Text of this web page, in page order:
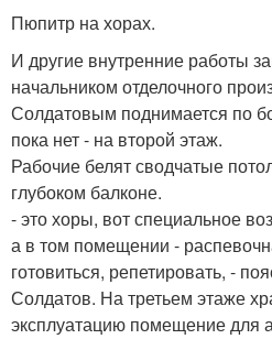
Пюпитр на хорах.
И другие внутренние работы
начальником отделочного
Солдатовым поднимается по
пока нет - на второй этаж.
Рабочие белят сводчатые
глубоком балконе.
- это хоры, вот специальное
а в том помещении -
готовиться, репетировать, -
Солдатов. На третьем этаже
эксплуатацию помещение для